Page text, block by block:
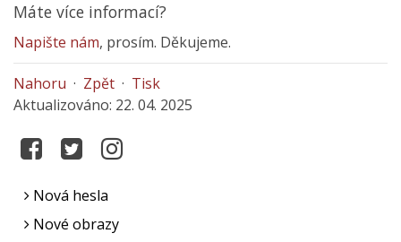
Máte více informací?
Napište nám, prosím. Děkujeme.
Nahoru · Zpět · Tisk
Aktualizováno: 22. 04. 2025
Nová hesla
Nové obrazy